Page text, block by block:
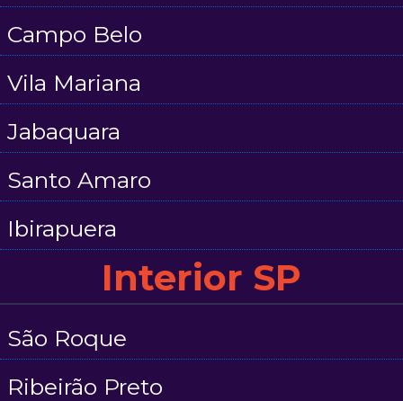
Campo Belo
Vila Mariana
Jabaquara
Santo Amaro
Ibirapuera
Interior SP
São Roque
Ribeirão Preto